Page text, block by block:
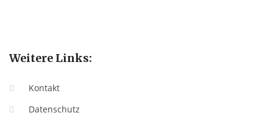
Weitere Links:
Kontakt
Datenschutz